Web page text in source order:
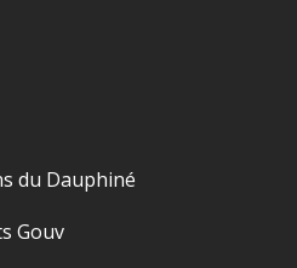
du Dauphiné
Gouv